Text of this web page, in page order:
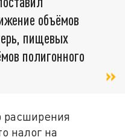
объёмов
пищевых
полигонного
расширения
налог на